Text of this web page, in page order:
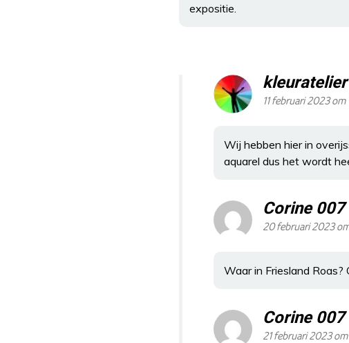
expositie.
11 februari 2023 om
Wij hebben hier in
aquarel dus het wordt
Corine 007
20 februari 2023
Waar in Friesland Roas?
Corine 007
21 februari 2023 om